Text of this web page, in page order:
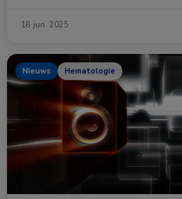
18 jun. 2025
Nieuws Hematologie